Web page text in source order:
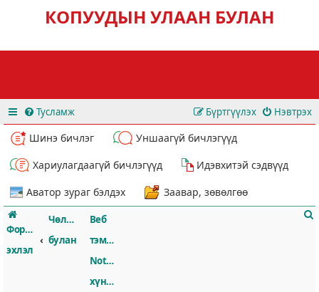
КОПУУДЫН УЛААН БУЛАН
Тусламж Нэвтрэх
Бүртгүүлэх
Шинэ бичлэг
Уншаагүй бичлэгүүд
Хариулагдаагүй бичлэгүүд
Идэвхитэй сэдвүүд
Аватор зураг бэлдэх
Заавар, зөвөлгөө
Форумын
эхлэл
Чөлөөт
булан
Веб
тэмдэглэл..
Notebook.......Ээмэгтэй
хүний